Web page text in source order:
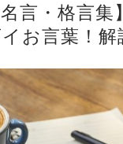
言・格言集
お言葉！解